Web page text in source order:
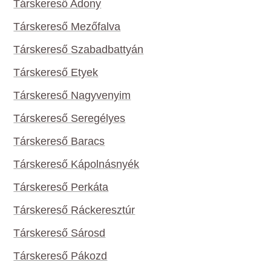
Társkereső Adony
Társkereső Mezőfalva
Társkereső Szabadbattyán
Társkereső Etyek
Társkereső Nagyvenyim
Társkereső Seregélyes
Társkereső Baracs
Társkereső Kápolnásnyék
Társkereső Perkáta
Társkereső Ráckeresztúr
Társkereső Sárosd
Társkereső Pákozd